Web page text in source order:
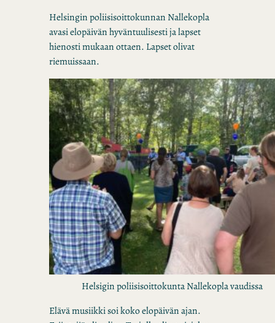
Helsingin poliisisoittokunnan Nallekopla
avasi elopäivän hyväntuulisesti ja lapset
hienosti mukaan ottaen. Lapset olivat
riemuissaan.
Helsigin poliisisoittokunta Nallekopla vaudissa
Elävä musiikki soi koko elopäivän ajan.